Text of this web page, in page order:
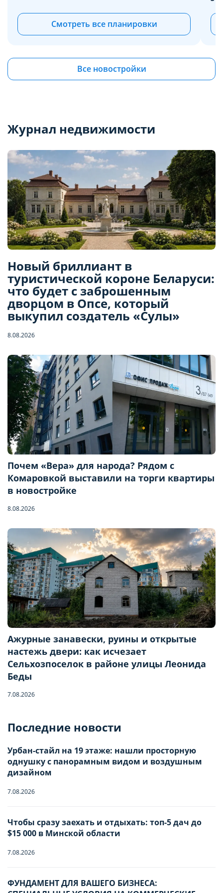
Смотреть все планировки
Все новостройки
Журнал недвижимости
Новый бриллиант в
туристической короне Беларуси:
что будет с заброшенным
дворцом в Опсе, который
выкупил создатель «Сулы»
8.08.2026
Почем «Вера» для народа? Рядом с
Комаровкой выставили на торги квартиры
в новостройке
8.08.2026
Ажурные занавески, руины и открытые
настежь двери: как исчезает
Сельхозпоселок в районе улицы Леонида
Беды
7.08.2026
Последние новости
Урбан-стайл на 19 этаже: нашли просторную
однушку с панорамным видом и воздушным
дизайном
7.08.2026
Чтобы сразу заехать и отдыхать: топ-5 дач до
$15 000 в Минской области
7.08.2026
ФУНДАМЕНТ ДЛЯ ВАШЕГО БИЗНЕСА:
Бронирование квартиры
Взрослые - 0 +
Дети
Заезд
Телефон
НАСТРОЙТЕ ПАРАМЕТРЫ
ИСПОЛЬЗОВАНИЯ ФАЙЛОВ
Вы можете настроить использование
каждого типа файлов cookie, за
функциональные (обязательные) cookie»,
НАСТРОЙТЕ ПАРАМЕТРЫ
ИСПОЛЬЗОВАНИЯ ФАЙЛОВ
Вы можете настроить использование
каждого типа файлов cookie, за
функциональные (обязательные) cookie»,